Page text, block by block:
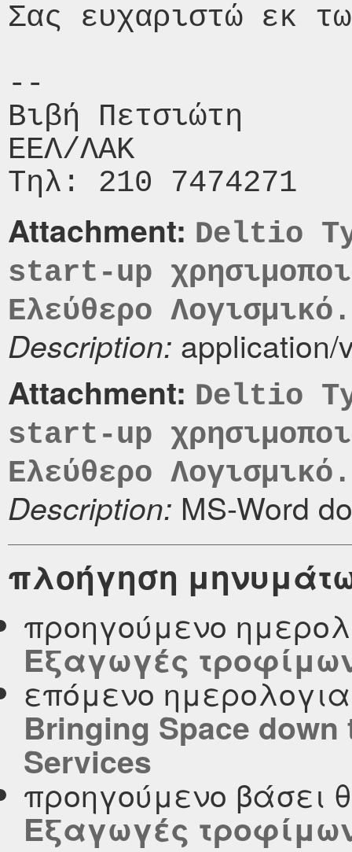
Σας ευχαριστώ εκ
--
Βιβή Πετσιώτη
ΕΕΛ/ΛΑΚ
Attachment: Deltio
start-up
Ελεύθερο
Description: application/
Attachment: Deltio
start-up
Ελεύθερο
Description: MS-Word
πλοήγηση
προηγούμενο
Εξαγωγές
επόμενο
Bringing Space
Services
προηγούμενο βάσει
Εξαγωγές